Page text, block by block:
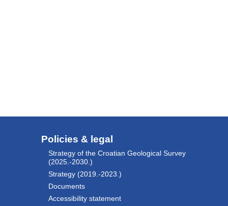
Policies & legal
Strategy of the Croatian Geological Survey
(2025.-2030.)
Strategy (2019.-2023.)
Documents
Accessibility statement